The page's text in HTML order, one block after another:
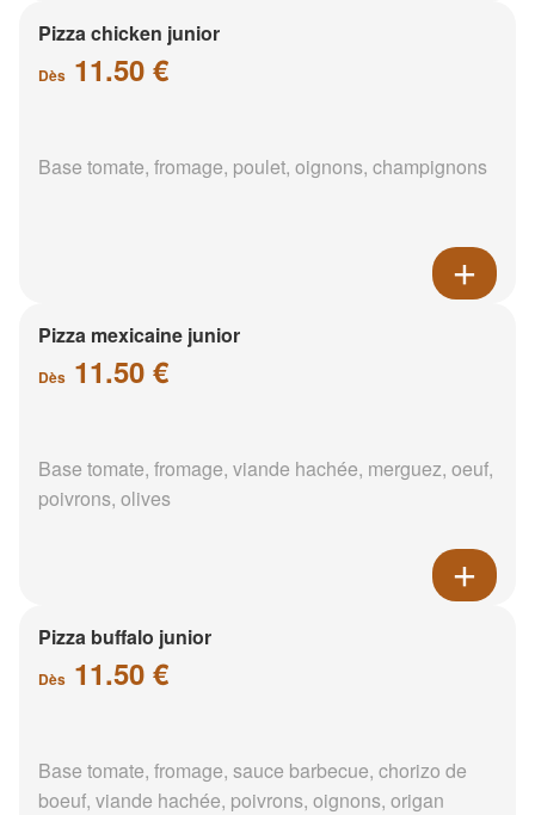
Pizza chicken junior
Dès 11.50 €
Base tomate, fromage, poulet, oignons, champignons
Pizza mexicaine junior
Dès 11.50 €
Base tomate, fromage, viande hachée, merguez, oeuf,
poivrons, olives
Pizza buffalo junior
Dès 11.50 €
Base tomate, fromage, sauce barbecue, chorizo de
boeuf, viande hachée, poivrons, oignons, origan